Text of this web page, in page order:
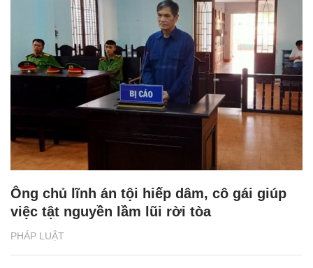
PHÁP LUẬT
Ông chủ lĩnh án tội hiếp dâm, cô gái giúp
việc tật nguyền lầm lũi rời tòa